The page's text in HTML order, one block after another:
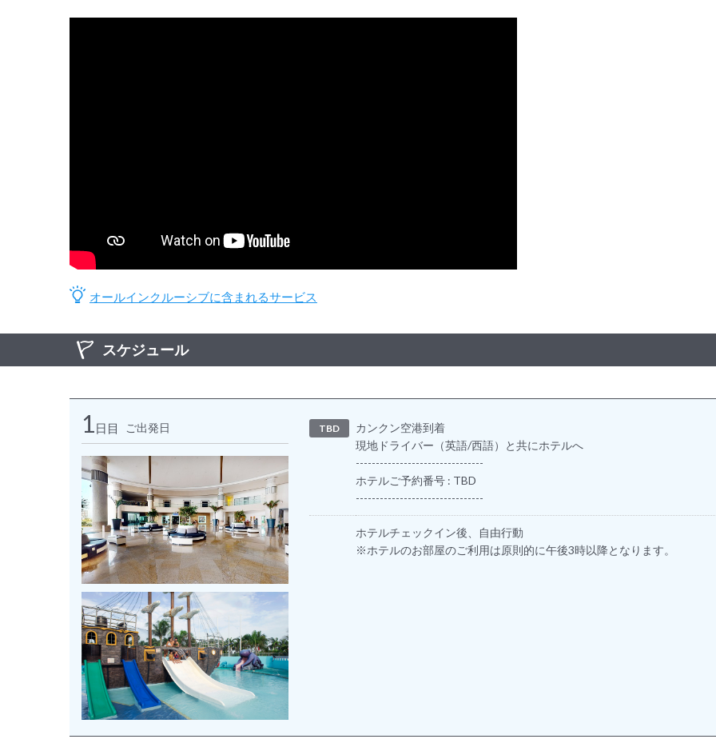
オールインクルーシブに含まれるサービス
スケジュール
1 日目 ご出発日 TBD
カンクン空港到着
現地ドライバー（英語/西語）と共にホテルへ
--------------------------------
ホテルご予約番号 : TBD
--------------------------------
ホテルチェックイン後、自由行動
※ホテルのお部屋のご利用は原則的に午後3時以降となります。